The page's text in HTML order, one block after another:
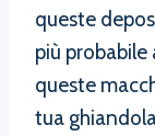
queste
più probabile
queste
tua